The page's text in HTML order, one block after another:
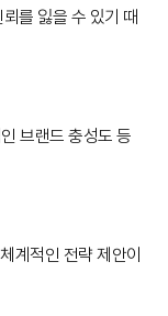
를 잃을 수 있기 때
브랜드 충성도 등
계적인 전략 제안이